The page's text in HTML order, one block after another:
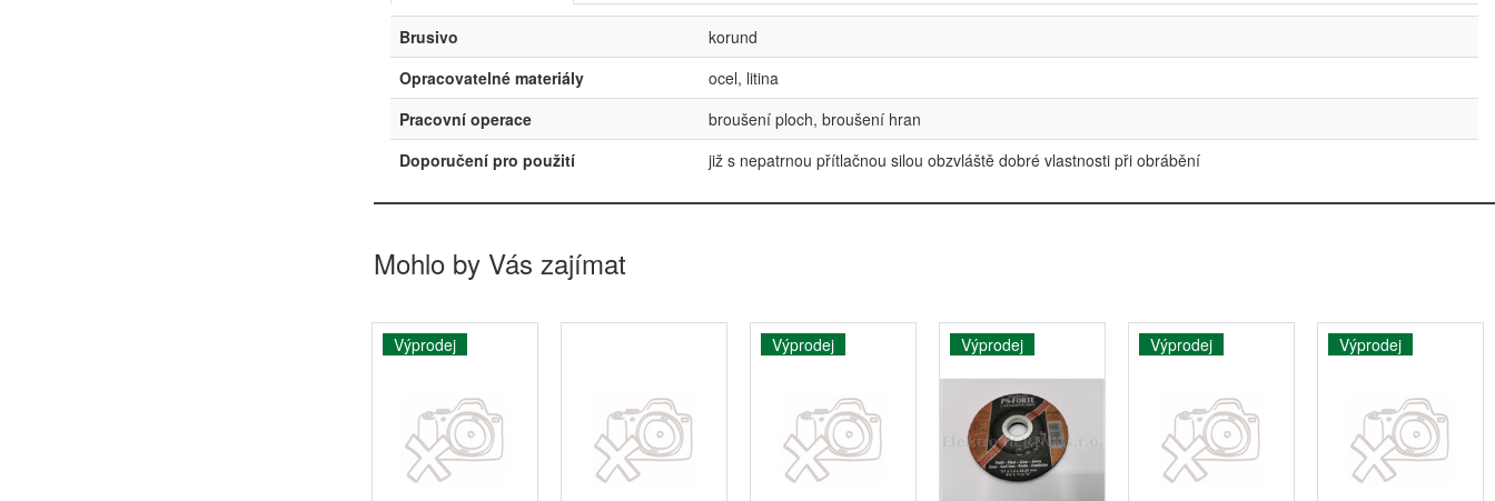
Brusivo
korund
Opracovatelné materiály
ocel, litina
Pracovní operace
broušení ploch, broušení hran
Doporučení pro použití
již s nepatrnou přítlačnou silou obzvláště dobré vlastnosti při obrábění
Mohlo by Vás zajímat
Výprodej Výprodej Výprodej Výprodej Výprodej